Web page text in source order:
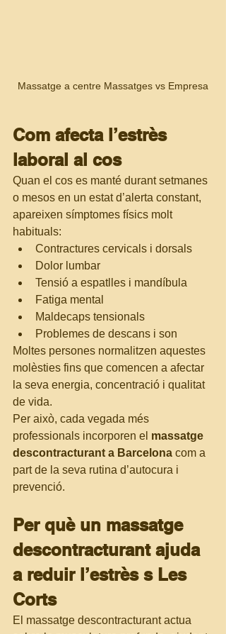
Massatge a centre Massatges vs Empresa
Com afecta l’estrès
laboral al cos
Quan el cos es manté durant setmanes
o mesos en un estat d’alerta constant,
apareixen símptomes físics molt
habituals:
Contractures cervicals i dorsals
Dolor lumbar
Tensió a espatlles i mandíbula
Fatiga mental
Maldecaps tensionals
Problemes de descans i son
Moltes persones normalitzen aquestes
molèsties fins que comencen a afectar
la seva energia, concentració i qualitat
de vida.
Per això, cada vegada més
professionals incorporen el massatge
descontracturant a Barcelona com a
part de la seva rutina d’autocura i
prevenció.
Per què un massatge
descontracturant ajuda
a reduir l’estrès s Les
Corts
El massatge descontracturant actua